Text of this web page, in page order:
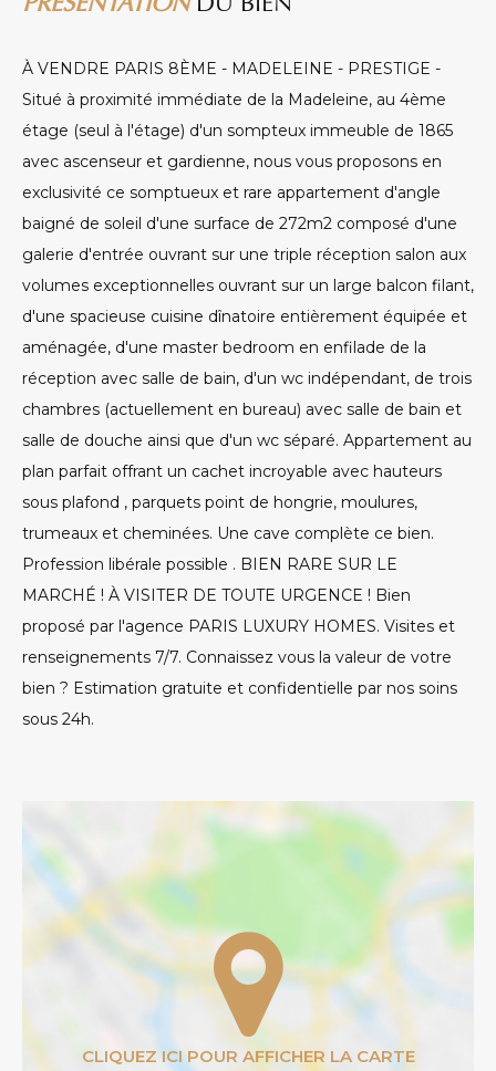
À VENDRE PARIS 8ÈME - MADELEINE - PRESTIGE -
Situé à proximité immédiate de la Madeleine, au 4ème
étage (seul à l'étage) d'un sompteux immeuble de 1865
avec ascenseur et gardienne, nous vous proposons en
exclusivité ce somptueux et rare appartement d'angle
baigné de soleil d'une surface de 272m2 composé d'une
galerie d'entrée ouvrant sur une triple réception salon aux
volumes exceptionnelles ouvrant sur un large balcon filant,
d'une spacieuse cuisine dînatoire entièrement équipée et
aménagée, d'une master bedroom en enfilade de la
réception avec salle de bain, d'un wc indépendant, de trois
chambres (actuellement en bureau) avec salle de bain et
salle de douche ainsi que d'un wc séparé. Appartement au
plan parfait offrant un cachet incroyable avec hauteurs
sous plafond , parquets point de hongrie, moulures,
trumeaux et cheminées. Une cave complète ce bien.
Profession libérale possible . BIEN RARE SUR LE
MARCHÉ ! À VISITER DE TOUTE URGENCE ! Bien
proposé par l'agence PARIS LUXURY HOMES. Visites et
renseignements 7/7. Connaissez vous la valeur de votre
bien ? Estimation gratuite et confidentielle par nos soins
sous 24h.